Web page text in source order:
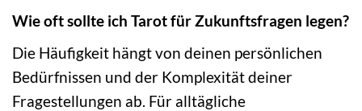
Wie oft sollte ich Tarot für Zukunftsfragen legen?
Die Häufigkeit hängt von deinen persönlichen
Bedürfnissen und der Komplexität deiner
Fragestellungen ab. Für alltägliche